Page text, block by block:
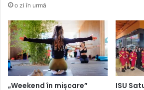
o zi în urmă
„Weekend în mișcare”
ISU